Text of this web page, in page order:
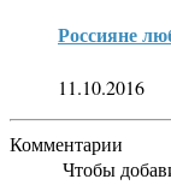
Россияне
11.10.2016
Комментарии
Чтобы